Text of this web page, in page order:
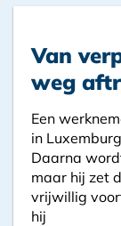
Van
weg
Een
in
Daarna
maar hij zet
vrijwillig
hij